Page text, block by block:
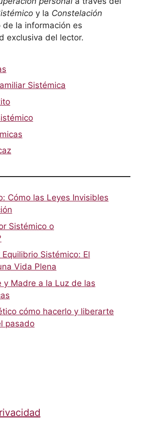
y la Constelación
de la información es
exclusiva del lector.
Sistémica
Cómo las Leyes Invisibles
Sistémico o
Sistémico: El
Vida Plena
y Madre a la Luz de las
cómo hacerlo y liberarte
pasado